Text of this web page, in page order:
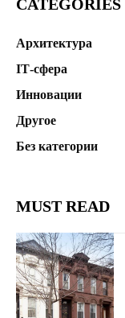
CATEGORIES
Архитектура
ІТ-сфера
Инновации
Другое
Без категории
MUST READ